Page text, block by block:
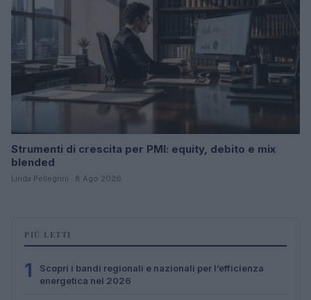
Strumenti di crescita per PMI: equity, debito e mix
blended
Linda Pellegrini · 8 Ago 2026
PIÙ LETTI
1
Scopri i bandi regionali e nazionali per l’efficienza
energetica nel 2026